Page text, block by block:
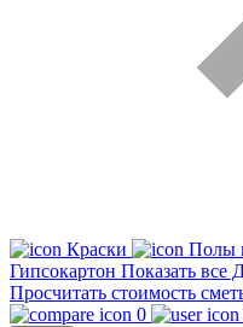
Краски Полы
Гипсокартон Показать все
Просчитать стоимость
0